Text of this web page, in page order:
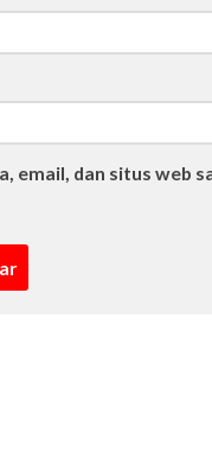
email, dan situs web